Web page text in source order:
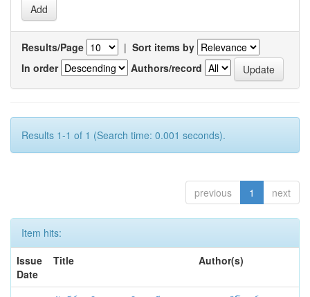
Results/Page | Sort items by
In order
Authors/record
Results 1-1 of 1 (Search time: 0.001 seconds).
previous 1 next
Item hits:
Issue
Date
Title Author(s)